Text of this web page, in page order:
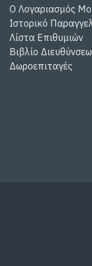
Ο Λογαριασμός
Ιστορικό
Λίστα Επιθυμιών
Βιβλίο
Δωροεπιταγές